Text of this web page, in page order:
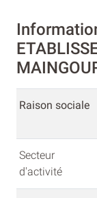
Raison sociale
Secteur
d'activité